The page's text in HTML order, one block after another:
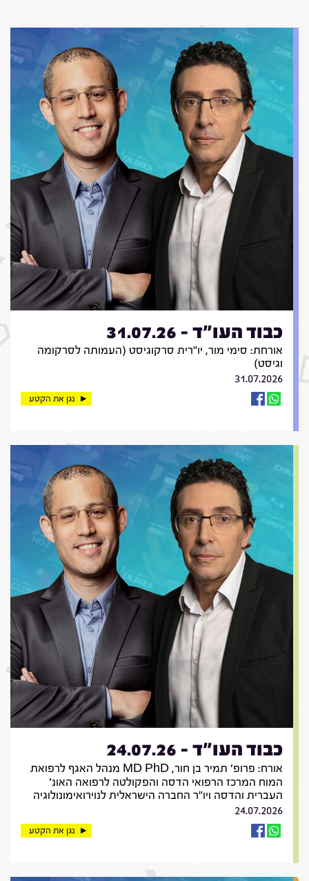
כבוד העו"ד - 31.07.26
אורחת: סימי מור, יו"רית סרקוגיסט (העמותה לסרקומה
וגיסט)
31.07.2026
נגן את הקטע
כבוד העו"ד - 24.07.26
אורח: פרופ' תמיר בן חור, MD PhD מנהל האגף לרפואת
המוח המרכז הרפואי הדסה והפקולטה לרפואה האונ'
העברית והדסה ויו"ר החברה הישראלית לנוירואימונולוגיה
24.07.2026
נגן את הקטע